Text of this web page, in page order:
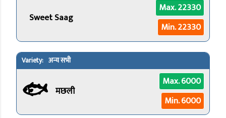
Sweet Saag
Max. 22330
Min. 22330
अन्य सभी
🐟 मछली
Max. 6000
Min. 6000